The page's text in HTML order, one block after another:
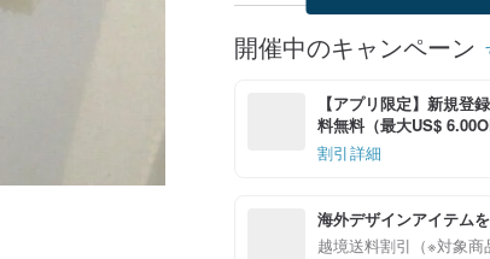
開催中のキャンペーン
【アプリ限定】新規登
料無料（最大US$
割引詳細
海外デザインアイテム
越境送料割引（※対象商